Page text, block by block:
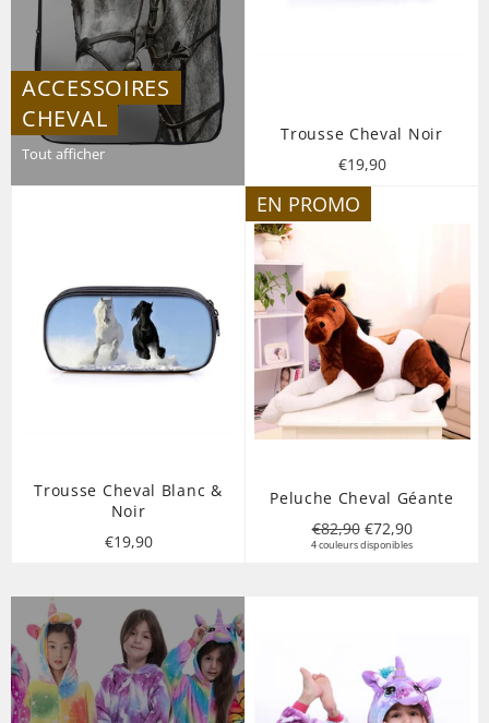
ACCESSOIRES
CHEVAL
Tout afficher
Trousse Cheval Noir
Prix
régulier
€19,90
Trousse Cheval Blanc &
Noir
Prix
€19,90
Peluche Cheval Géante
Prix
régulier
€82,90 Prix
réduit
€72,90
4 couleurs disponibles
EN PROMO